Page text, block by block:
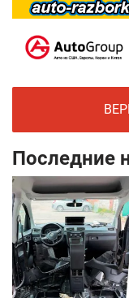
Последние